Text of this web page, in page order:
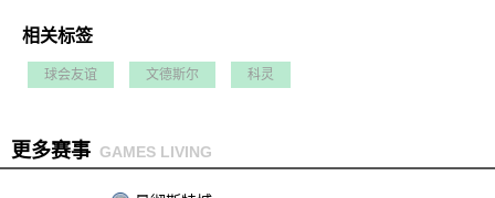
相关标签
球会友谊 文德斯尔 科灵
更多赛事 GAMES LIVING